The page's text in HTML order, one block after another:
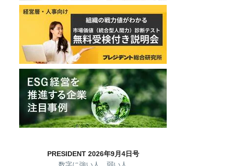
PRESIDENT 2026年9月4日号